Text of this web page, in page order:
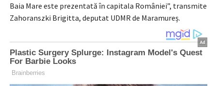
Baia Mare este prezentată în capitala României”, transmite
Zahoranszki Brigitta, deputat UDMR de Maramureș.